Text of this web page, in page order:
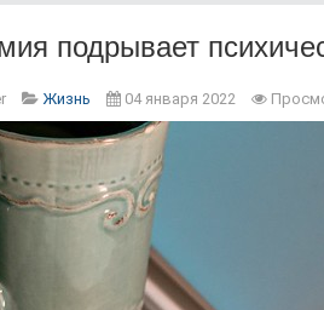
подрывает
Жизнь 04 января 2022
PrevNext